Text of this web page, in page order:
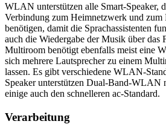
WLAN unterstützen alle Smart-Speaker,
Verbindung zum Heimnetzwerk und zum
benötigen, damit die Sprachassistenten
auch die Wiedergabe der Musik über das
Multiroom benötigt ebenfalls meist eine
sich mehrere Lautsprecher zu einem
lassen. Es gibt verschiedene WLAN-
Speaker unterstützen Dual-Band-WLAN
einige auch den schnelleren ac-Standard.
Verarbeitung